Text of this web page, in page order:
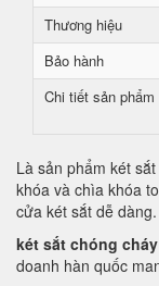
Thương hiệu
Bảo hành
Chi tiết sản phẩm
Là sản phẩm két
khóa và chìa khóa
cửa két sắt dễ dàng.
két sắt chóng
doanh hàn quốc